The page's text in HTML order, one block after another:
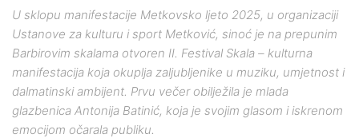
U sklopu manifestacije Metkovsko ljeto 2025, u organizaciji
Ustanove za kulturu i sport Metković, sinoć je na prepunim
Barbirovim skalama otvoren II. Festival Skala – kulturna
manifestacija koja okuplja zaljubljenike u muziku, umjetnost i
dalmatinski ambijent. Prvu večer obilježila je mlada
glazbenica Antonija Batinić, koja je svojim glasom i iskrenom
emocijom očarala publiku.